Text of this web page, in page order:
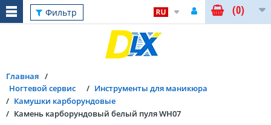
Фильтр (0)
Главная
Ногтевой сервис
Инструменты для маникюра
Камушки карборундовые
Камень карборундовый белый пуля WH07